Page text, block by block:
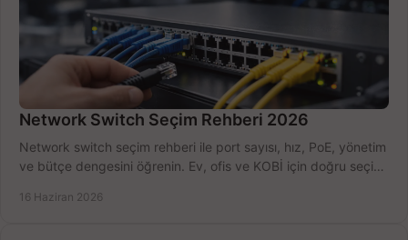
Network Switch Seçim Rehberi 2026
Network switch seçim rehberi ile port sayısı, hız, PoE, yönetim
ve bütçe dengesini öğrenin. Ev, ofis ve KOBİ için doğru seçimi
16 Haziran 2026